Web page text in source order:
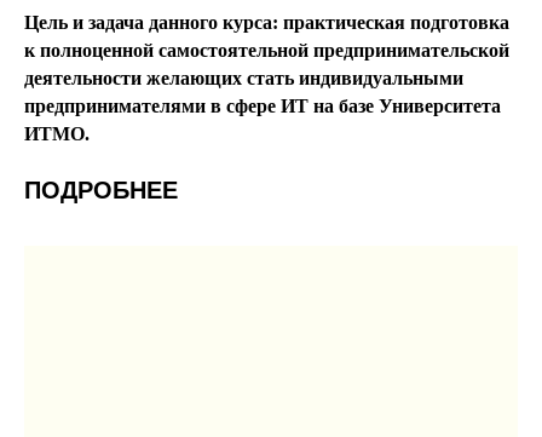
Цель и задача данного курса: практическая подготовка
к полноценной самостоятельной предпринимательской
деятельности желающих стать индивидуальными
предпринимателями в сфере ИТ на базе Университета
ИТМО.
ПОДРОБНЕЕ